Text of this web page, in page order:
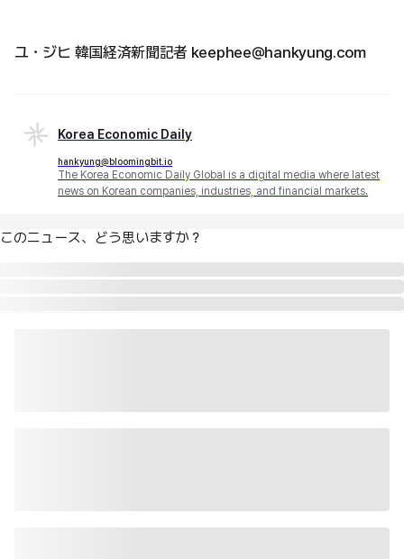
ユ・ジヒ 韓国経済新聞記者 keephee@hankyung.com
Korea Economic Daily
hankyung@bloomingbit.io
The Korea Economic Daily Global is a digital media where latest
news on Korean companies, industries, and financial markets.
このニュース、どう思いますか？